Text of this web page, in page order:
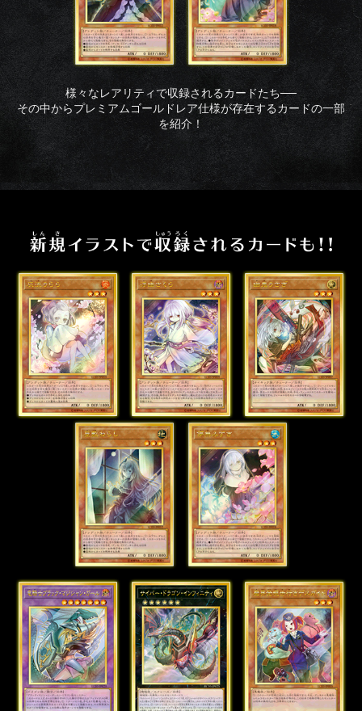
様々なレアリティで収録されるカードたち──
その中からプレミアムゴールドレア仕様が存在するカードの一部
を紹介！